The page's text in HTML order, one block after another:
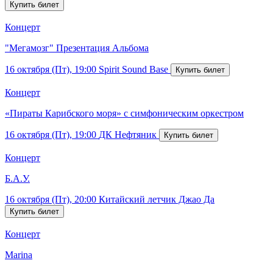
Концерт
"Мегамозг" Презентация Альбома
16 октября (Пт), 19:00 Spirit Sound Base
Концерт
«Пираты Карибского моря» с симфоническим оркестром
16 октября (Пт), 19:00 ДК Нефтяник
Концерт
Б.А.У.
16 октября (Пт), 20:00 Китайский летчик Джао Да
Концерт
Marina